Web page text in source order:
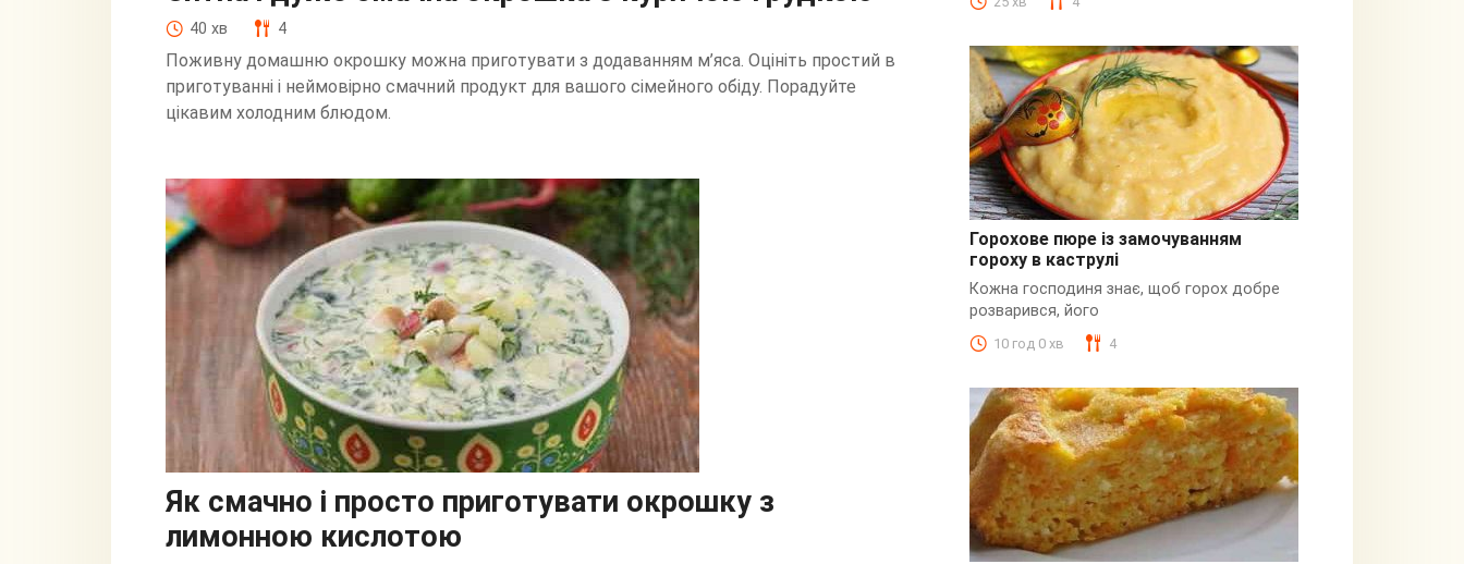
40 хв 4
Поживну домашню окрошку можна приготувати з додаванням м’яса. Оцініть простий в
приготуванні і неймовірно смачний продукт для вашого сімейного обіду. Порадуйте
цікавим холодним блюдом.
Як смачно і просто приготувати окрошку з
лимонною кислотою
Пюре
Горохове пюре із замочуванням
гороху в каструлі
Кожна господиня знає, щоб горох добре
розварився, його
10 год 0 хв 4